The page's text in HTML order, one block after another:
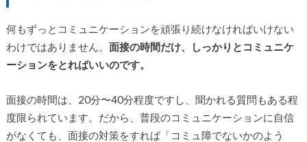
何もずっとコミュニケーションを頑張り続けなければいけない
わけではありません。 面接の時間だけ、しっかりとコミュニケ
ーションをとればいいのです。
面接の時間は、20分〜40分程度ですし、聞かれる質問もある程
度限られています。だから、普段のコミュニケーションに自信
がなくても、面接の対策をすれば「コミュ障でないかのよう